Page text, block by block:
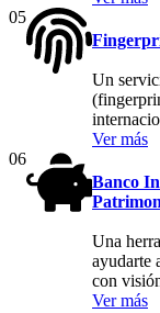
05
Un
Ver más
06
Banco
Una
ayudarte
con
Ver más